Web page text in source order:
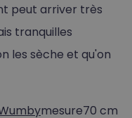
peut arriver très
tranquilles
les sèche et qu'on
mesure70 cm